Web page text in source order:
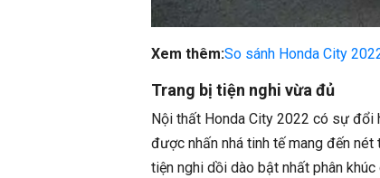
Xem thêm:So sánh Honda City
Trang bị tiện nghi vừa đủ
Nội thất Honda City 2022 có sự đổi
được nhấn nhá tinh tế mang đến
tiện nghi dồi dào bật nhất phân khúc